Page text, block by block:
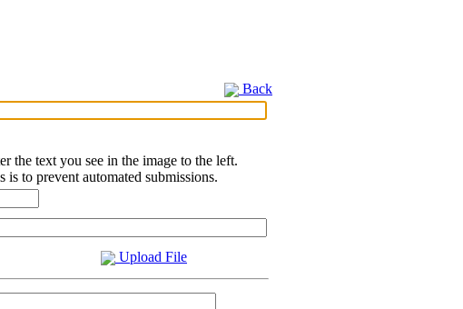
Back
the text you see in the image to the left.
is to prevent automated submissions.
Upload File